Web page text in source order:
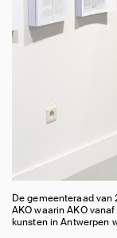
De gemeenteraad van
AKO waarin AKO
kunsten in Antwerpen